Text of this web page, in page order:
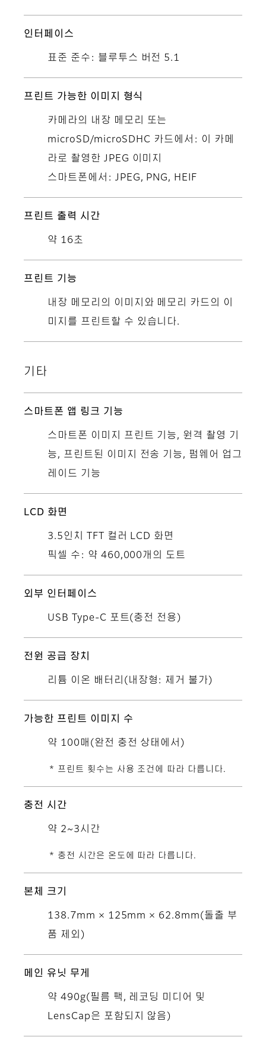
인터페이스
표준 준수: 블루투스 버전 5.1
프린트 가능한 이미지 형식
카메라의 내장 메모리 또는
microSD/microSDHC 카드에서: 이 카메
라로 촬영한 JPEG 이미지
스마트폰에서: JPEG, PNG, HEIF
프린트 출력 시간
약 16초
프린트 기능
내장 메모리의 이미지와 메모리 카드의 이
미지를 프린트할 수 있습니다.
기타
스마트폰 앱 링크 기능
스마트폰 이미지 프린트 기능, 원격 촬영 기
능, 프린트된 이미지 전송 기능, 펌웨어 업그
레이드 기능
LCD 화면
3.5인치 TFT 컬러 LCD 화면
픽셀 수: 약 460,000개의 도트
외부 인터페이스
USB Type-C 포트(충전 전용)
전원 공급 장치
리튬 이온 배터리(내장형: 제거 불가)
가능한 프린트 이미지 수
약 100매(완전 충전 상태에서)
* 프린트 횟수는 사용 조건에 따라 다릅니다.
충전 시간
약 2~3시간
* 충전 시간은 온도에 따라 다릅니다.
본체 크기
138.7mm × 125mm × 62.8mm(돌출 부
품 제외)
메인 유닛 무게
약 490g(필름 팩, 레코딩 미디어 및
LensCap은 포함되지 않음)